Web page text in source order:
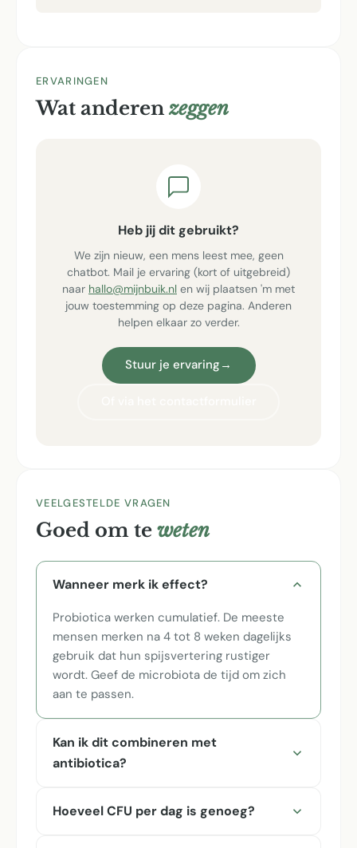
ERVARINGEN
Wat anderenzeggen
Heb jij dit gebruikt?
We zijn nieuw, een mens leest mee, geen
chatbot. Mail je ervaring (kort of uitgebreid)
naar hallo@mijnbuik.nl en wij plaatsen 'm met
jouw toestemming op deze pagina. Anderen
helpen elkaar zo verder.
Stuur je ervaring →
VEELGESTELDE VRAGEN
Goed om te weten
Wanneer merk ik effect?
Probiotica werken cumulatief. De meeste
mensen merken na 4 tot 8 weken dagelijks
gebruik dat hun spijsvertering rustiger
wordt. Geef de microbiota de tijd om zich
aan te passen.
Kan ik dit combineren met
antibiotica?
Hoeveel CFU per dag is genoeg?